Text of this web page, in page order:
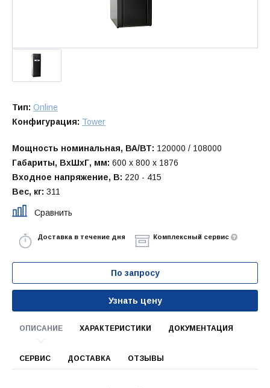
Тип: Online
Конфигурация: Tower
Мощность номинальная, ВА/ВТ: 120000 / 108000
Габариты, ВхШхГ, мм: 600 x 800 x 1876
Входное напряжение, В: 220 - 415
Вес, кг: 311
Сравнить
Доставка в течение дня Комплексный сервис
По запросу
Узнать цену
ОПИСАНИЕ ХАРАКТЕРИСТИКИ ДОКУМЕНТАЦИЯ
СЕРВИС ДОСТАВКА ОТЗЫВЫ